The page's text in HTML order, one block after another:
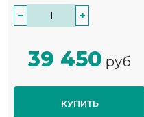
− +
39 450 руб
КУПИТЬ